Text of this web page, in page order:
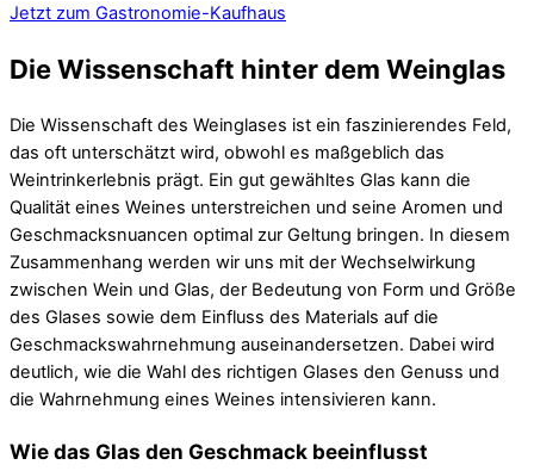
Jetzt zum Gastronomie-Kaufhaus
Die Wissenschaft hinter dem Weinglas
Die Wissenschaft des Weinglases ist ein faszinierendes Feld,
das oft unterschätzt wird, obwohl es maßgeblich das
Weintrinkerlebnis prägt. Ein gut gewähltes Glas kann die
Qualität eines Weines unterstreichen und seine Aromen und
Geschmacksnuancen optimal zur Geltung bringen. In diesem
Zusammenhang werden wir uns mit der Wechselwirkung
zwischen Wein und Glas, der Bedeutung von Form und Größe
des Glases sowie dem Einfluss des Materials auf die
Geschmackswahrnehmung auseinandersetzen. Dabei wird
deutlich, wie die Wahl des richtigen Glases den Genuss und
die Wahrnehmung eines Weines intensivieren kann.
Wie das Glas den Geschmack beeinflusst